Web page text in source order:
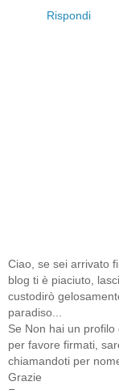
Rispondi
Ciao, se sei arrivato
blog ti è piaciuto,
custodirò
paradiso...
Se Non hai un
per favore firmati,
chiamandoti per
Grazie